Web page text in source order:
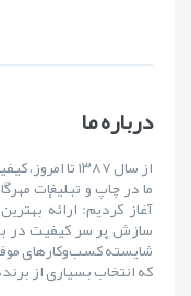
درباره ما
از سال ۱۳۸۷ تا امروز، کیفیت شعار ماست.
آغاز کردیم: ارائهٔ
سازش بر سر کیفیت در
که انتخاب بسیاری از